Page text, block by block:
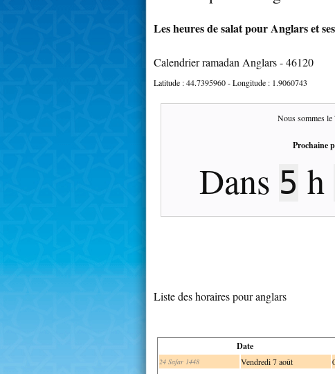
Les heures de salat pour Anglars et
Calendrier ramadan Anglars - 46120
Latitude :44.7395960- Longitude : 1.9060743
Nous sommes le
Prochaine
Dans 5 h
Liste des horaires pour anglars
Date
24 Safar 1448 Vendredi 7 août